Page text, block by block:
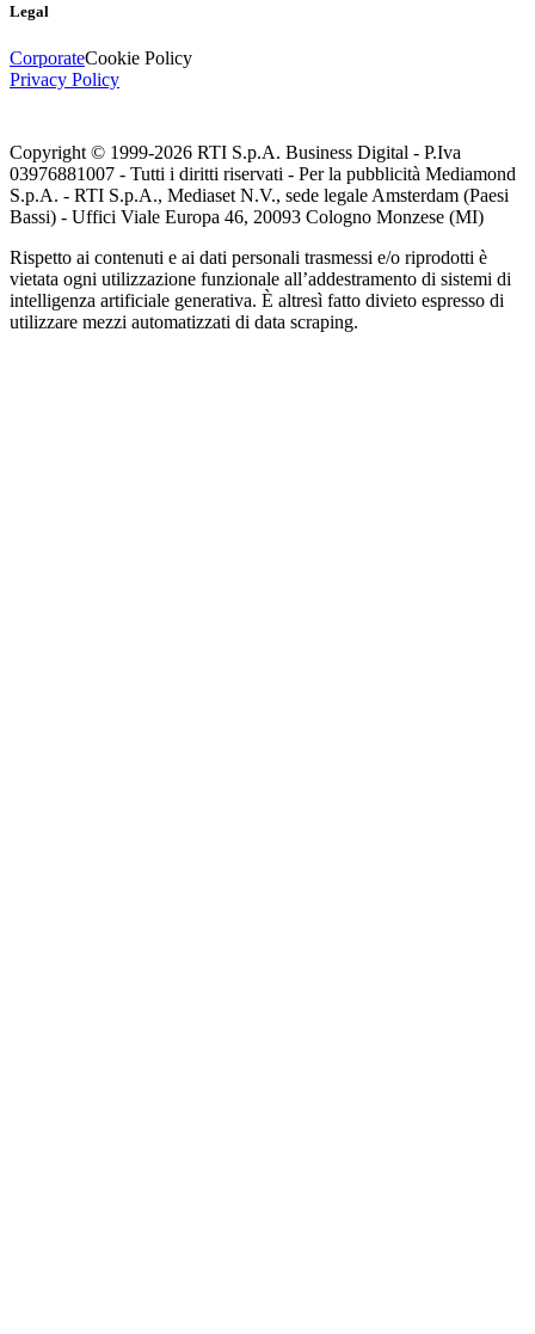
Legal
CorporateCookie Policy
Privacy Policy
Copyright © 1999-2026 RTI S.p.A. Business Digital - P.Iva
03976881007 - Tutti i diritti riservati - Per la pubblicità Mediamond
S.p.A. - RTI S.p.A., Mediaset N.V., sede legale Amsterdam (Paesi
Bassi) - Uffici Viale Europa 46, 20093 Cologno Monzese (MI)
Rispetto ai contenuti e ai dati personali trasmessi e/o riprodotti è
vietata ogni utilizzazione funzionale all’addestramento di sistemi di
intelligenza artificiale generativa. È altresì fatto divieto espresso di
utilizzare mezzi automatizzati di data scraping.